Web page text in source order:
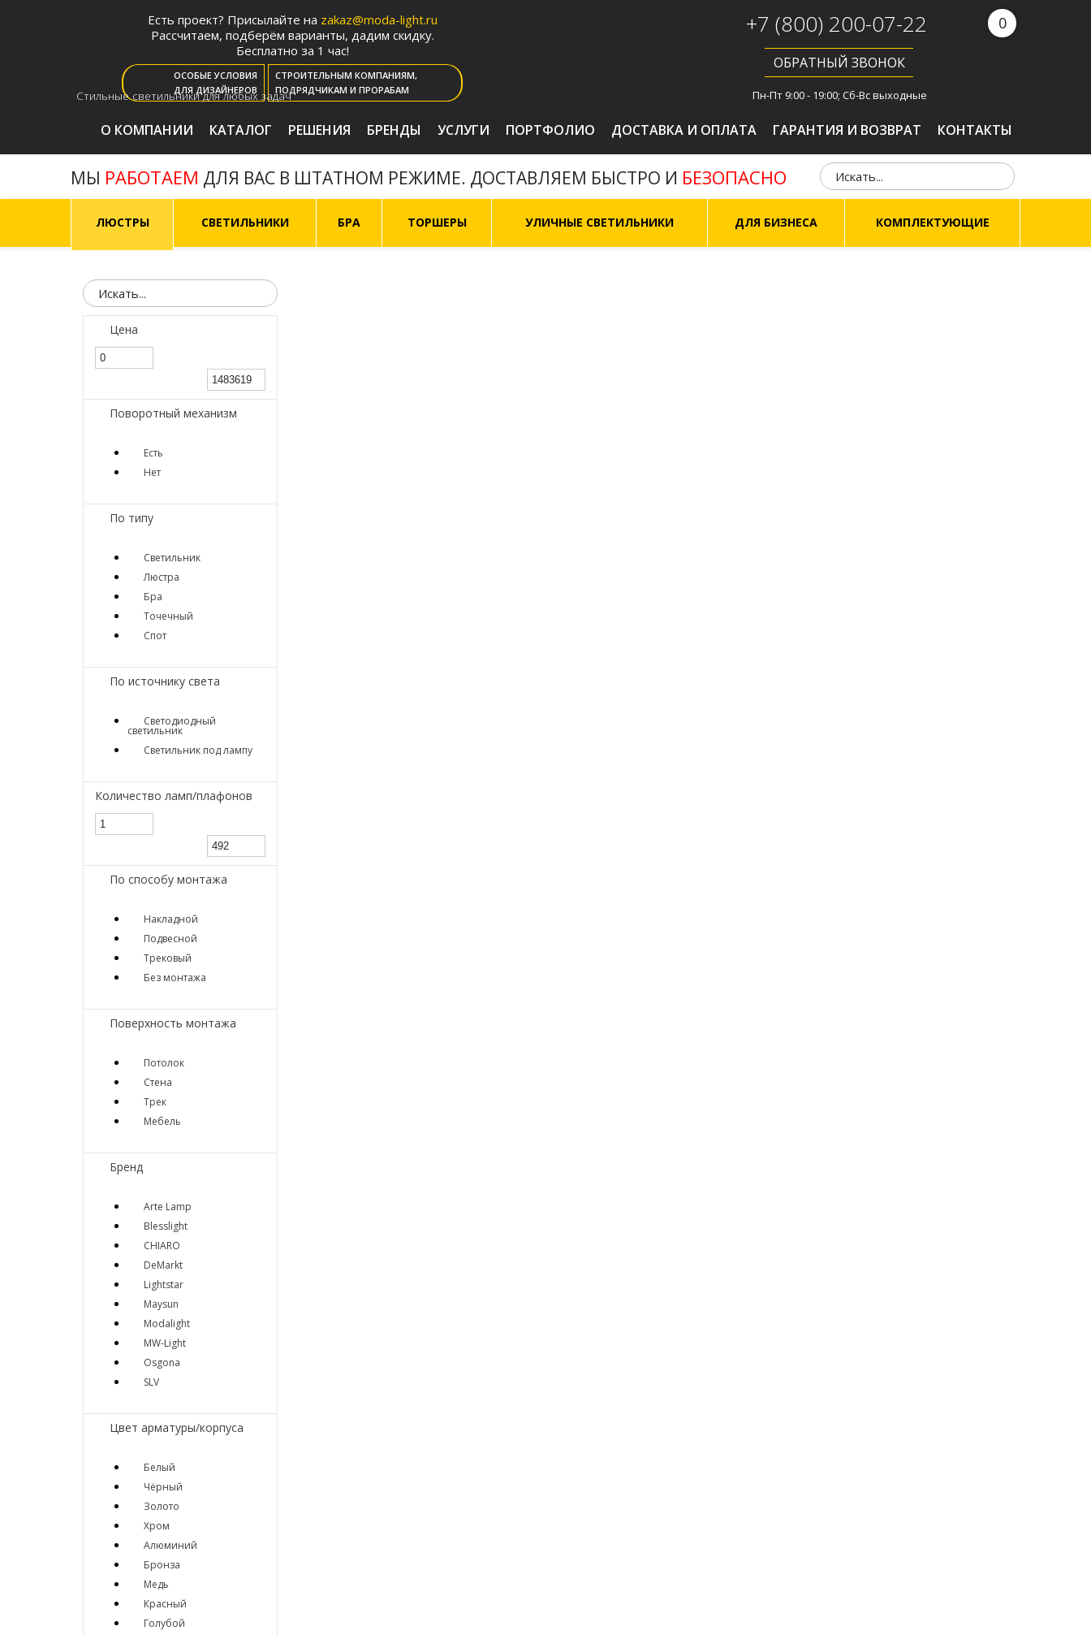
Есть проект? Присылайте на zakaz@moda-light.ru
Рассчитаем, подберём варианты, дадим скидку.
Бесплатно за 1 час!
ОСОБЫЕ УСЛОВИЯ
ДЛЯ ДИЗАЙНЕРОВ
СТРОИТЕЛЬНЫМ КОМПАНИЯМ,
ПОДРЯДЧИКАМ И ПРОРАБАМ
0
+7 (800) 200-07-22
ОБРАТНЫЙ ЗВОНОК
Пн-Пт 9:00 - 19:00; Сб-Вс выходные
Стильные светильники для любых задач
О КОМПАНИИ КАТАЛОГ РЕШЕНИЯ БРЕНДЫ УСЛУГИ ПОРТФОЛИО ДОСТАВКА И ОПЛАТА ГАРАНТИЯ И ВОЗВРАТ КОНТАКТЫ
МЫ РАБОТАЕМ ДЛЯ ВАС В ШТАТНОМ РЕЖИМЕ. ДОСТАВЛЯЕМ БЫСТРО И БЕЗОПАСНО
ЛЮСТРЫ СВЕТИЛЬНИКИ БРА ТОРШЕРЫ УЛИЧНЫЕ СВЕТИЛЬНИКИ ДЛЯ БИЗНЕСА КОМПЛЕКТУЮЩИЕ
Цена
Поворотный механизм
Есть
Нет
По типу
Светильник
Люстра
Бра
Точечный
Спот
По источнику света
Светодиодный
светильник
Светильник под лампу
Количество ламп/плафонов
По способу монтажа
Накладной
Подвесной
Трековый
Без монтажа
Поверхность монтажа
Потолок
Стена
Трек
Мебель
Бренд
Arte Lamp
Blesslight
CHIARO
DeMarkt
Lightstar
Maysun
Modalight
MW-Light
Osgona
SLV
Цвет арматуры/корпуса
Белый
Чёрный
Золото
Хром
Алюминий
Бронза
Медь
Красный
Голубой